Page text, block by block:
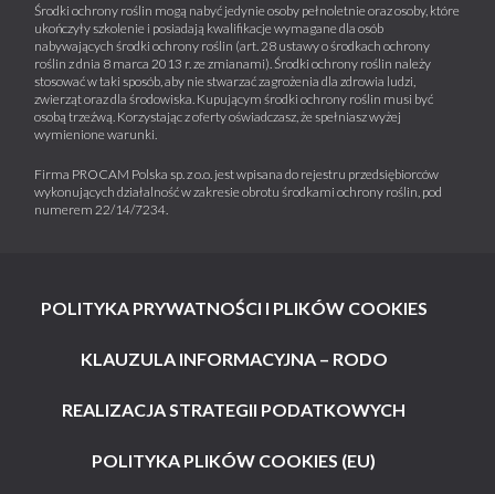
Środki ochrony roślin mogą nabyć jedynie osoby pełnoletnie oraz osoby, które
ukończyły szkolenie i posiadają kwalifikacje wymagane dla osób
nabywających środki ochrony roślin (art. 28 ustawy o środkach ochrony
roślin z dnia 8 marca 2013 r. ze zmianami). Środki ochrony roślin należy
stosować w taki sposób, aby nie stwarzać zagrożenia dla zdrowia ludzi,
zwierząt oraz dla środowiska. Kupującym środki ochrony roślin musi być
osobą trzeźwą. Korzystając z oferty oświadczasz, że spełniasz wyżej
wymienione warunki.
Firma PROCAM Polska sp. z o.o. jest wpisana do rejestru przedsiębiorców
wykonujących działalność w zakresie obrotu środkami ochrony roślin, pod
numerem 22/14/7234.
POLITYKA PRYWATNOŚCI I PLIKÓW COOKIES
KLAUZULA INFORMACYJNA – RODO
REALIZACJA STRATEGII PODATKOWYCH
POLITYKA PLIKÓW COOKIES (EU)